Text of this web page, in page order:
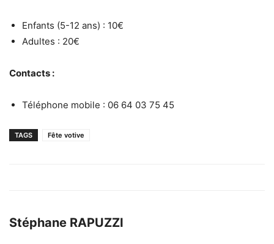
Enfants (5-12 ans) : 10€
Adultes : 20€
Contacts :
Téléphone mobile : 06 64 03 75 45
TAGS Fête votive
Stéphane RAPUZZI